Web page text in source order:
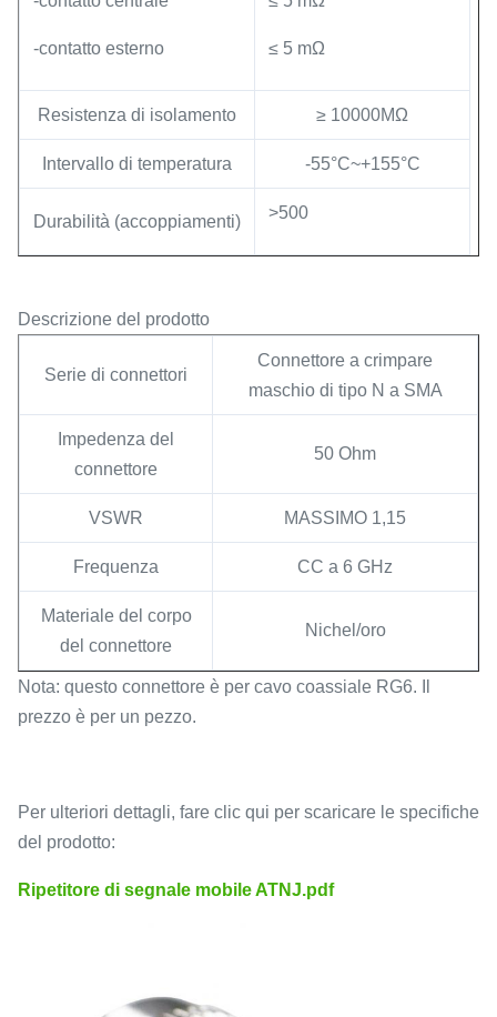
-contatto esterno ≤ 5 mΩ
Resistenza di isolamento ≥ 10000MΩ
Intervallo di temperatura -55°C~+155°C
Durabilità (accoppiamenti) >500
Descrizione del prodotto
Serie di connettori
Connettore a crimpare
maschio di tipo N a SMA
Impedenza del
connettore
50 Ohm
VSWR MASSIMO 1,15
Frequenza CC a 6 GHz
Materiale del corpo
del connettore
Nichel/oro
Nota: questo connettore è per cavo coassiale RG6. Il
prezzo è per un pezzo.
Per ulteriori dettagli, fare clic qui per scaricare le specifiche
del prodotto:
Ripetitore di segnale mobile ATNJ.pdf